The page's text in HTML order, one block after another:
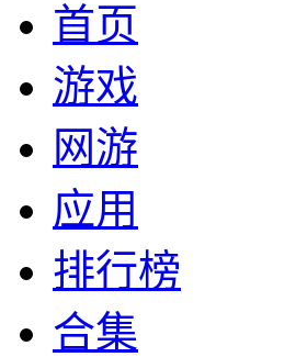
首页
游戏
网游
应用
排行榜
合集